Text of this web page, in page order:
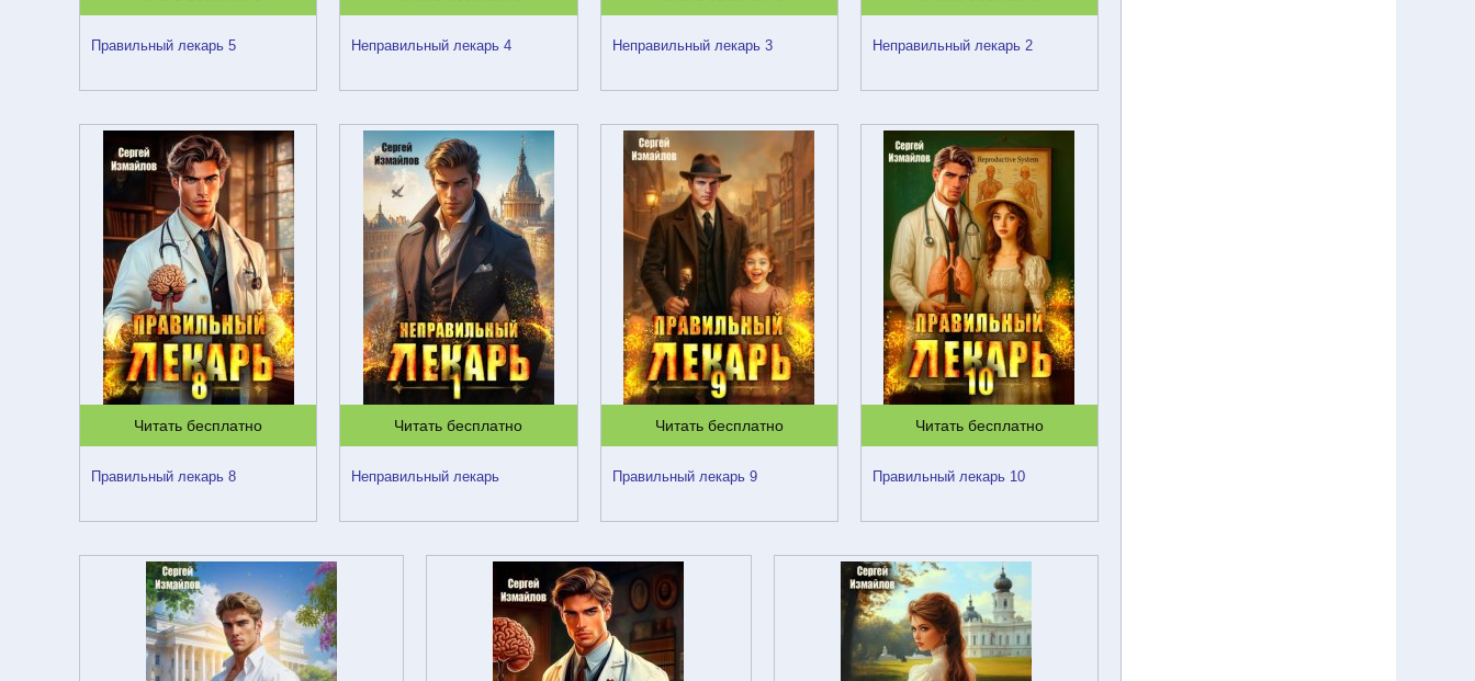
Правильный лекарь 5 Неправильный лекарь 4 Неправильный лекарь 3 Неправильный лекарь 2
Читать бесплатно
Правильный лекарь 8
Читать бесплатно
Неправильный лекарь
Читать бесплатно
Правильный лекарь 9
Читать бесплатно
Правильный лекарь 10